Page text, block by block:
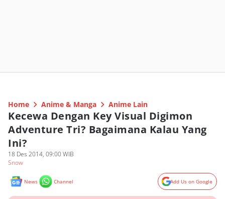
Home Anime & Manga Anime Lain
Kecewa Dengan Key Visual Digimon
Adventure Tri? Bagaimana Kalau Yang
Ini?
18 Des 2014, 09:00 WIB
Snow
News Channel Add Us on Google